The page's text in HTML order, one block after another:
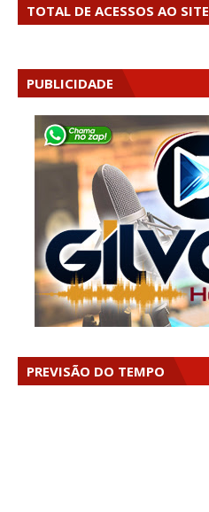
TOTAL DE ACESSOS AO SITE
PUBLICIDADE
PREVISÃO DO TEMPO